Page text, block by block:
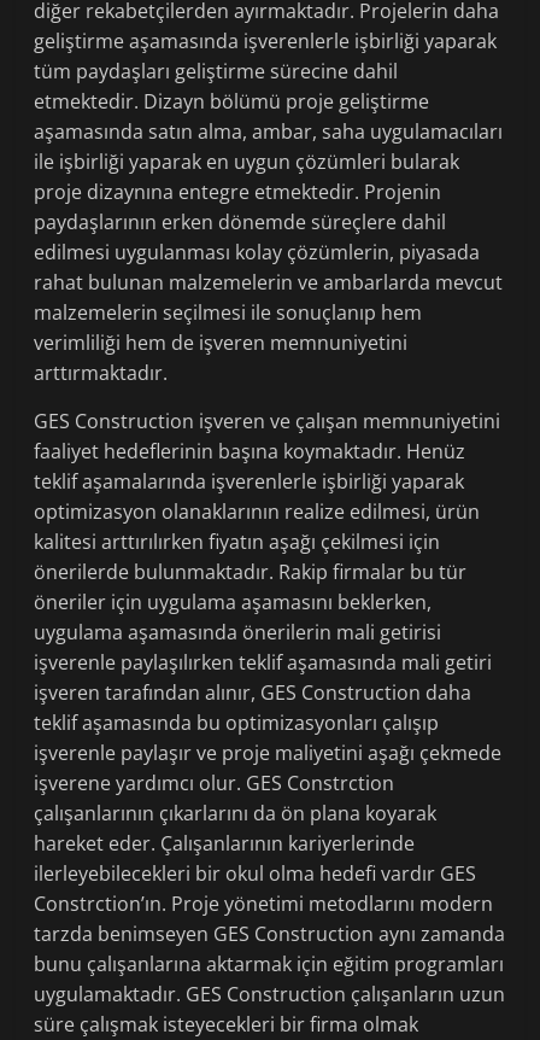
diğer rekabetçilerden ayırmaktadır. Projelerin daha
geliştirme aşamasında işverenlerle işbirliği yaparak
tüm paydaşları geliştirme sürecine dahil
etmektedir. Dizayn bölümü proje geliştirme
aşamasında satın alma, ambar, saha uygulamacıları
ile işbirliği yaparak en uygun çözümleri bularak
proje dizaynına entegre etmektedir. Projenin
paydaşlarının erken dönemde süreçlere dahil
edilmesi uygulanması kolay çözümlerin, piyasada
rahat bulunan malzemelerin ve ambarlarda mevcut
malzemelerin seçilmesi ile sonuçlanıp hem
verimliliği hem de işveren memnuniyetini
arttırmaktadır.
GES Construction işveren ve çalışan memnuniyetini
faaliyet hedeflerinin başına koymaktadır. Henüz
teklif aşamalarında işverenlerle işbirliği yaparak
optimizasyon olanaklarının realize edilmesi, ürün
kalitesi arttırılırken fiyatın aşağı çekilmesi için
önerilerde bulunmaktadır. Rakip firmalar bu tür
öneriler için uygulama aşamasını beklerken,
uygulama aşamasında önerilerin mali getirisi
işverenle paylaşılırken teklif aşamasında mali getiri
işveren tarafından alınır, GES Construction daha
teklif aşamasında bu optimizasyonları çalışıp
işverenle paylaşır ve proje maliyetini aşağı çekmede
işverene yardımcı olur. GES Constrction
çalışanlarının çıkarlarını da ön plana koyarak
hareket eder. Çalışanlarının kariyerlerinde
ilerleyebilecekleri bir okul olma hedefi vardır GES
Constrction’ın. Proje yönetimi metodlarını modern
tarzda benimseyen GES Construction aynı zamanda
bunu çalışanlarına aktarmak için eğitim programları
uygulamaktadır. GES Construction çalışanların uzun
süre çalışmak isteyecekleri bir firma olmak